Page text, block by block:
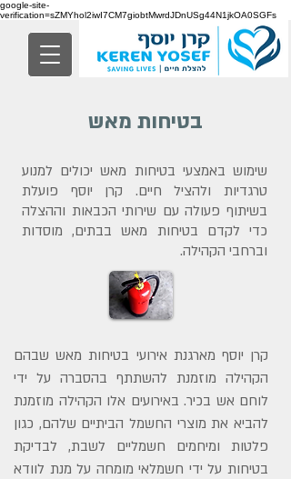
google-site-
verification=sZMYhol2iwI7CM7giobtMwrdJDnUSg44N1jkOA0SGFs
בטיחות מאש
שימוש באמצעי בטיחות מאש יכולים למנוע
טרגדיות ולהציל חיים. קרן יוסף פועלת
בשיתוף פעולה עם שירותי הכבאות וההצלה
כדי לקדם בטיחות מאש בבתים, מוסדות
וברחבי הקהילה.
קרן יוסף מארגנת אירועי בטיחות מאש שבהם
הקהילה מוזמנת להשתתף בהסברה על ידי
לוחם אש בכיר. באירועים אלו הקהילה מוזמנת
להביא את מוצרי החשמל הביתיים שלהם, כגון
פלטות ומיחמים חשמליים לשבת, לבדיקת
בטיחות על ידי חשמלאי מומחה על מנת לוודא